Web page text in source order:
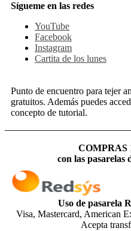
Sígueme en las redes
YouTube
Facebook
Instagram
Cartita de los lunes
Punto de encuentro para tejer
gratuitos. Además puedes
concepto de tutorial.
COMPRAS
con las pasarelas
Uso de pasarela
Visa, Mastercard, American
Acepta